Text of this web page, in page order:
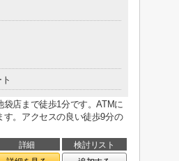
袋店まで徒歩1分です。ATMに
。アクセスの良い徒歩9分の
詳細
検討リスト